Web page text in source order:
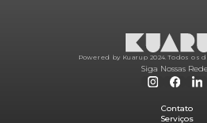
Powered by Kuarup 2024. Todos os
Siga Nossas
Contato
Serviços